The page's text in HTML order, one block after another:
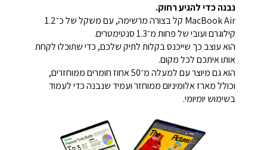
נבנה כדי להגיע רחוק.
MacBook Air קל בצורה מרשימה, עם משקל של כ־1.2
קילוגרם ועובי של פחות מ־1.3 סנטימטרים.
הוא עוצב כך שייכנס בקלות לתיק שלכם, כדי שתוכלו לקחת
אותו איתכם לכל מקום.
הוא גם מיוצר עם למעלה מ־50 אחוז חומרים ממוחזרים,
וכולל מארז אלומיניום ממוחזר ועמיד שנבנה כדי לעמוד
בשימוש יומיומי.